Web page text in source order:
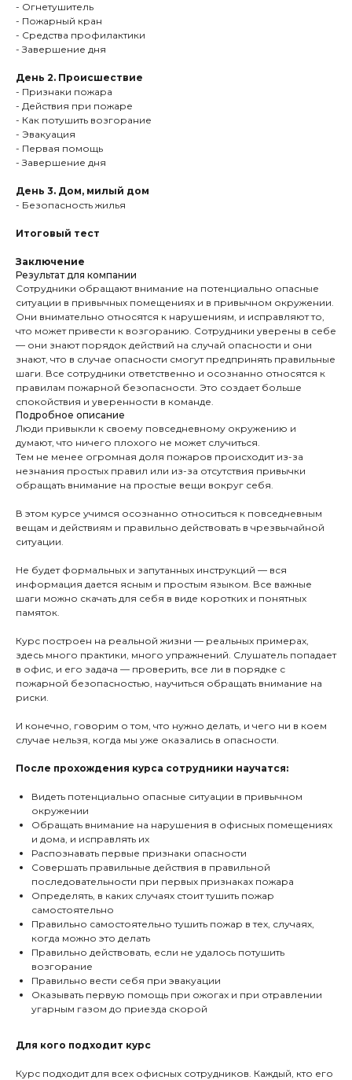
- Огнетушитель
- Пожарный кран
- Средства профилактики
- Завершение дня
День 2. Происшествие
- Признаки пожара
- Действия при пожаре
- Как потушить возгорание
- Эвакуация
- Первая помощь
- Завершение дня
День 3. Дом, милый дом
- Безопасность жилья
Итоговый тест
Заключение
Результат для компании
Сотрудники обращают внимание на потенциально опасные
ситуации в привычных помещениях и в привычном окружении.
Они внимательно относятся к нарушениям, и исправляют то,
что может привести к возгоранию. Сотрудники уверены в себе
— они знают порядок действий на случай опасности и они
знают, что в случае опасности смогут предпринять правильные
шаги. Все сотрудники ответственно и осознанно относятся к
правилам пожарной безопасности. Это создает больше
спокойствия и уверенности в команде.
Подробное описание
Люди привыкли к своему повседневному окружению и
думают, что ничего плохого не может случиться.
Тем не менее огромная доля пожаров происходит из-за
незнания простых правил или из-за отсутствия привычки
обращать внимание на простые вещи вокруг себя.
В этом курсе учимся осознанно относиться к повседневным
вещам и действиям и правильно действовать в чрезвычайной
ситуации.
Не будет формальных и запутанных инструкций — вся
информация дается ясным и простым языком. Все важные
шаги можно скачать для себя в виде коротких и понятных
памяток.
Курс построен на реальной жизни — реальных примерах,
здесь много практики, много упражнений. Слушатель попадает
в офис, и его задача — проверить, все ли в порядке с
пожарной безопасностью, научиться обращать внимание на
риски.
И конечно, говорим о том, что нужно делать, и чего ни в коем
случае нельзя, когда мы уже оказались в опасности.
После прохождения курса сотрудники научатся:
Видеть потенциально опасные ситуации в привычном
окружении
Обращать внимание на нарушения в офисных помещениях
и дома, и исправлять их
Распознавать первые признаки опасности
Совершать правильные действия в правильной
последовательности при первых признаках пожара
Определять, в каких случаях стоит тушить пожар
самостоятельно
Правильно самостоятельно тушить пожар в тех, случаях,
когда можно это делать
Правильно действовать, если не удалось потушить
возгорание
Правильно вести себя при эвакуации
Оказывать первую помощь при ожогах и при отравлении
угарным газом до приезда скорой
Для кого подходит курс
Курс подходит для всех офисных сотрудников. Каждый, кто его